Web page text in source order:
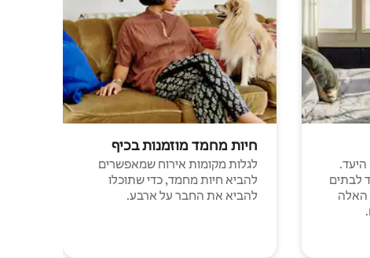
לבתים
האלה
חיות מחמד מוזמנות בכיף
לגלות מקומות אירוח שמאפשרים
להביא חיות מחמד, כדי שתוכלו
להביא את החבר על ארבע.